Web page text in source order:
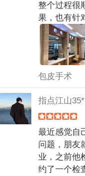
整个过程很
果，也有针
包皮手术
指点江山
最近感觉自
问题，朋友
业，之前他
约了一个检